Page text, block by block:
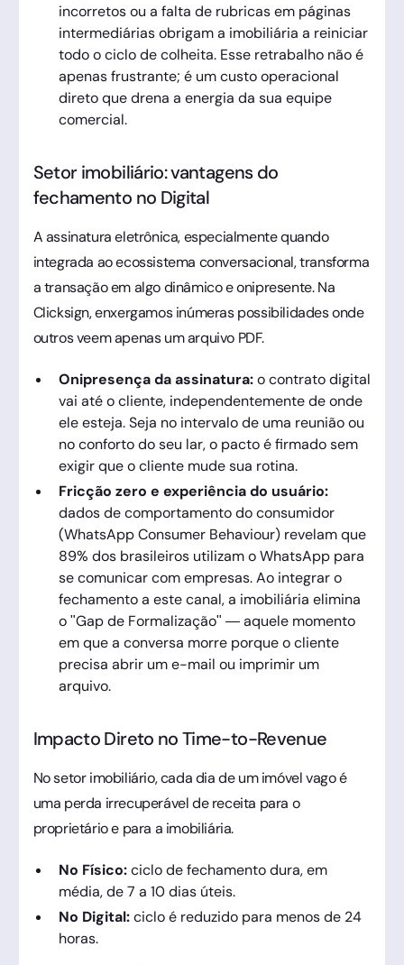
incorretos ou a falta de rubricas em páginas
intermediárias obrigam a imobiliária a reiniciar
todo o ciclo de colheita. Esse retrabalho não é
apenas frustrante; é um custo operacional
direto que drena a energia da sua equipe
comercial.
Setor imobiliário: vantagens do
fechamento no Digital
A assinatura eletrônica, especialmente quando
integrada ao ecossistema conversacional, transforma
a transação em algo dinâmico e onipresente. Na
Clicksign, enxergamos inúmeras possibilidades onde
outros veem apenas um arquivo PDF.
Onipresença da assinatura:o contrato digital
vai até o cliente, independentemente de onde
ele esteja. Seja no intervalo de uma reunião ou
no conforto do seu lar, o pacto é firmado sem
exigir que o cliente mude sua rotina.
Fricção zero e experiência do usuário:
dados de comportamento do consumidor
(WhatsApp Consumer Behaviour) revelam que
89% dos brasileiros utilizam o WhatsApp para
se comunicar com empresas. Ao integrar o
fechamento a este canal, a imobiliária elimina
o "Gap de Formalização" — aquele momento
em que a conversa morre porque o cliente
precisa abrir um e-mail ou imprimir um
arquivo.
Impacto Direto no Time-to-Revenue
No setor imobiliário, cada dia de um imóvel vago é
uma perda irrecuperável de receita para o
proprietário e para a imobiliária.
No Físico:ciclo de fechamento dura, em
média, de 7 a 10 dias úteis.
No Digital:ciclo é reduzido para menos de 24
horas.